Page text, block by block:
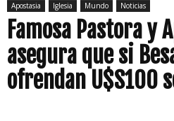
Apostasia Iglesia Mundo Noticias
Famosa Pastora y
asegura que si
ofrendan U$S100